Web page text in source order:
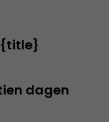
dagen